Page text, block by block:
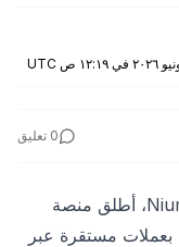
0 تعليق
مزود البنية التحتية للمدفوعات العالمية Nium، أطلق منصة
مستقرة عبر